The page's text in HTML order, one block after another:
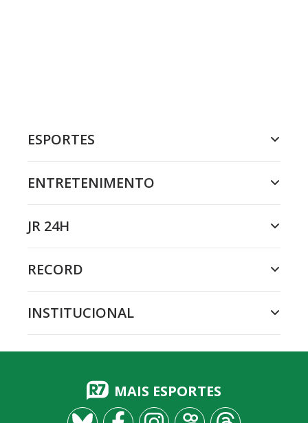
ESPORTES
ENTRETENIMENTO
JR 24H
RECORD
INSTITUCIONAL
MAIS ESPORTES